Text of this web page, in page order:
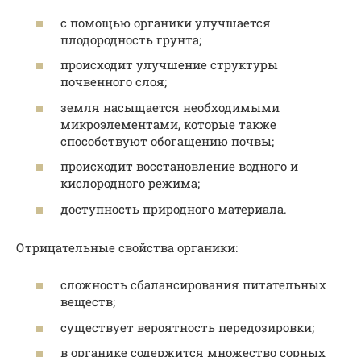
с помощью органики улучшается
плодородность грунта;
происходит улучшение структуры
почвенного слоя;
земля насыщается необходимыми
микроэлементами, которые также
способствуют обогащению почвы;
происходит восстановление водного и
кислородного режима;
доступность природного материала.
Отрицательные свойства органики:
сложность сбалансирования питательных
веществ;
существует вероятность передозировки;
в органике содержится множество сорных